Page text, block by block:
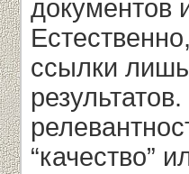
документов
ссылки
“качество”